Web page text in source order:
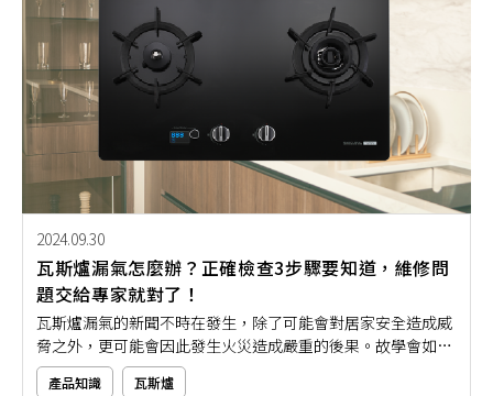
2024.09.30
瓦斯爐漏氣怎麼辦？正確檢查3步驟要知道，維修問
題交給專家就對了！
瓦斯爐漏氣的新聞不時在發生，除了可能會對居家安全造成威
脅之外，更可能會因此發生火災造成嚴重的後果。故學會如何
察覺瓦斯爐漏氣並找人協助維修，將有助於居家廚房使用的安
全性。
產品知識 瓦斯爐